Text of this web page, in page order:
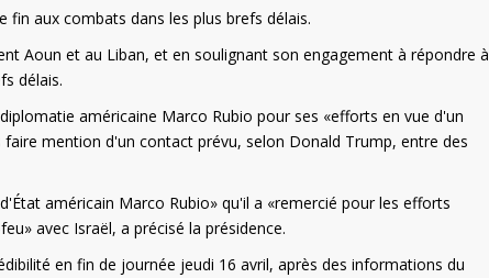
aux combats dans les plus brefs délais.
Aoun et au Liban, et en soulignant son engagement à répondre à
délais.
américaine Marco Rubio pour ses «efforts en vue d'un
mention d'un contact prévu, selon Donald Trump, entre des
américain Marco Rubio» qu'il a «remercié pour les efforts
avec Israël, a précisé la présidence.
en fin de journée jeudi 16 avril, après des informations du